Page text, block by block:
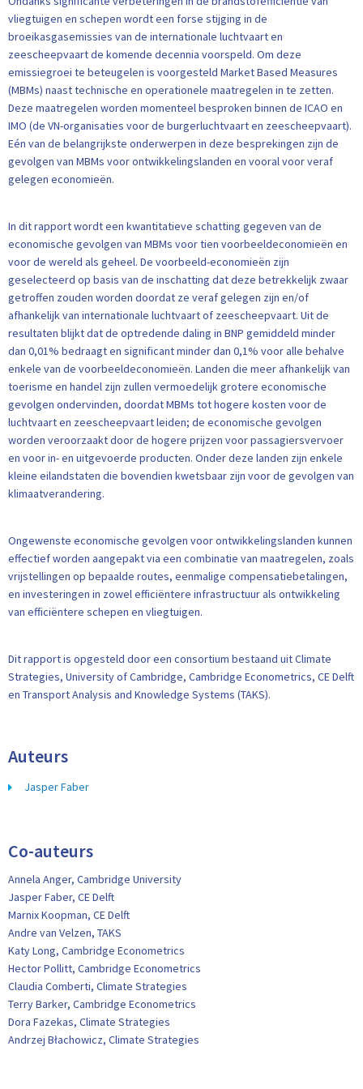
vliegtuigen en schepen wordt een forse stijging in de
broeikasgasemissies van de internationale luchtvaart en
zeescheepvaart de komende decennia voorspeld. Om deze
emissiegroei te beteugelen is voorgesteld Market Based Measures
(MBMs) naast technische en operationele maatregelen in te zetten.
Deze maatregelen worden momenteel besproken binnen de ICAO en
IMO (de VN-organisaties voor de burgerluchtvaart en zeescheepvaart).
Eén van de belangrijkste onderwerpen in deze besprekingen zijn de
gevolgen van MBMs voor ontwikkelingslanden en vooral voor veraf
gelegen economieën.
In dit rapport wordt een kwantitatieve schatting gegeven van de
economische gevolgen van MBMs voor tien voorbeeldeconomieën en
voor de wereld als geheel. De voorbeeld-economieën zijn
geselecteerd op basis van de inschatting dat deze betrekkelijk zwaar
getroffen zouden worden doordat ze veraf gelegen zijn en/of
afhankelijk van internationale luchtvaart of zeescheepvaart. Uit de
resultaten blijkt dat de optredende daling in BNP gemiddeld minder
dan 0,01% bedraagt en significant minder dan 0,1% voor alle behalve
enkele van de voorbeeldeconomieën. Landen die meer afhankelijk van
toerisme en handel zijn zullen vermoedelijk grotere economische
gevolgen ondervinden, doordat MBMs tot hogere kosten voor de
luchtvaart en zeescheepvaart leiden; de economische gevolgen
worden veroorzaakt door de hogere prijzen voor passagiersvervoer
en voor in- en uitgevoerde producten. Onder deze landen zijn enkele
kleine eilandstaten die bovendien kwetsbaar zijn voor de gevolgen van
klimaatverandering.
Ongewenste economische gevolgen voor ontwikkelingslanden kunnen
effectief worden aangepakt via een combinatie van maatregelen, zoals
vrijstellingen op bepaalde routes, eenmalige compensatiebetalingen,
en investeringen in zowel efficiëntere infrastructuur als ontwikkeling
van efficiëntere schepen en vliegtuigen.
Dit rapport is opgesteld door een consortium bestaand uit Climate
Strategies, University of Cambridge, Cambridge Econometrics, CE Delft
en Transport Analysis and Knowledge Systems (TAKS).
Auteurs
Jasper Faber
Co-auteurs
Annela Anger, Cambridge University
Jasper Faber, CE Delft
Marnix Koopman, CE Delft
Andre van Velzen, TAKS
Katy Long, Cambridge Econometrics
Hector Pollitt, Cambridge Econometrics
Claudia Comberti, Climate Strategies
Terry Barker, Cambridge Econometrics
Dora Fazekas, Climate Strategies
Andrzej Błachowicz, Climate Strategies